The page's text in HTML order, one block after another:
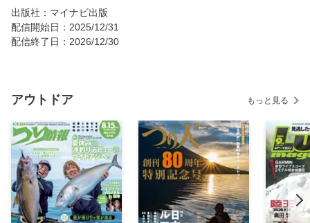
HIKE ＆ FLY and more!! 世界最高峰の山岳フライトが拓く、
新たな地平。 文◎江本悠滋
NANGA MOUNTAIN PEAK DOWN SUIT 倉岡モデル開発スト
Riding the Last Frontier of KARAKORAM 会心の１本を求め
て。 文◎佐伯岩雄
Where “The Tribe” thinking leads us 「The Tribe」的思考の
ゆくえ 文◎小川郁代
Forward-stroke 1 「息子と漕いだ、カナダのカヤック旅」
文◎大瀬志郎
Forward-stroke 2「クライミングが私にくれたもの」 文◎
ブリーン花（Hannah Breen）
出版社：マイナビ出版
配信開始日：2025/12/31
配信終了日：2026/12/30
アウトドア もっと見る